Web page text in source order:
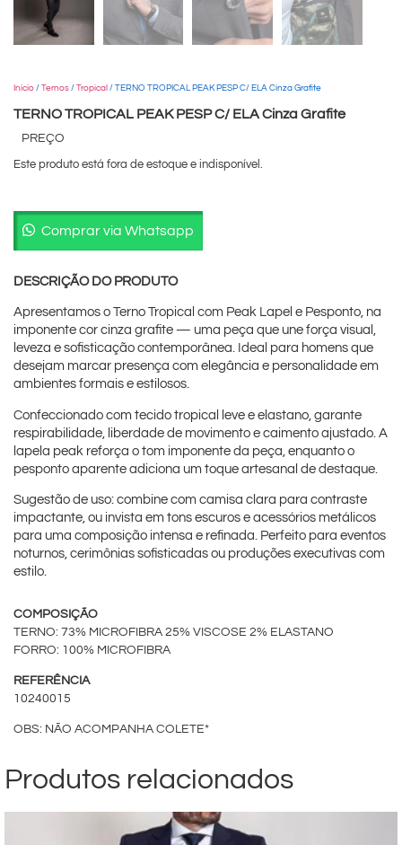
Início / Ternos / Tropical / TERNO TROPICAL PEAK PESP C/ ELA Cinza Grafite
TERNO TROPICAL PEAK PESP C/ ELA Cinza Grafite
PREÇO
Este produto está fora de estoque e indisponível.
Comprar via Whatsapp
DESCRIÇÃO DO PRODUTO
Apresentamos o Terno Tropical com Peak Lapel e Pesponto, na
imponente cor cinza grafite — uma peça que une força visual,
leveza e sofisticação contemporânea. Ideal para homens que
desejam marcar presença com elegância e personalidade em
ambientes formais e estilosos.
Confeccionado com tecido tropical leve e elastano, garante
respirabilidade, liberdade de movimento e caimento ajustado. A
lapela peak reforça o tom imponente da peça, enquanto o
pesponto aparente adiciona um toque artesanal de destaque.
Sugestão de uso: combine com camisa clara para contraste
impactante, ou invista em tons escuros e acessórios metálicos
para uma composição intensa e refinada. Perfeito para eventos
noturnos, cerimônias sofisticadas ou produções executivas com
estilo.
COMPOSIÇÃO
TERNO: 73% MICROFIBRA 25% VISCOSE 2% ELASTANO
FORRO: 100% MICROFIBRA
REFERÊNCIA
10240015
OBS: NÃO ACOMPANHA COLETE*
Produtos relacionados